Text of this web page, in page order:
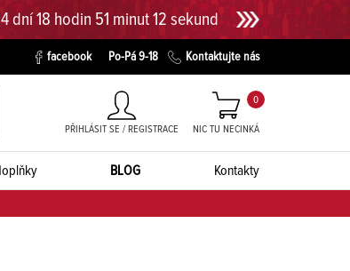
dní 18 hodin 51 minut 12 sekund
facebook Po-Pá 9-18 Kontaktujte nás
PŘIHLÁSIT SE / REGISTRACE NIC TU NECINKÁ
0
BLOG Kontakty